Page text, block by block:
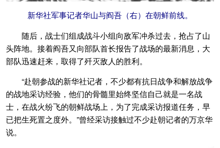
新华社军事记者华山与阎吾（右）在朝鲜前线。
随后，战士们组成战斗小组向敌军冲杀过去，抢占了山
头阵地。接着阎吾又向部队首长报告了战场的最新消息，大
部队迅速赶来，取得了歼灭敌人的胜利。
“赴朝参战的新华社记者，不少都有抗日战争和解放战争
的战地采访经验，他们的骨髓里始终坚信自己就是一名战
士，在战火纷飞的朝鲜战场上，为了完成采访报道任务，早
已把生死置之度外。”曾经采访接触过不少赴朝记者的万京华
说。